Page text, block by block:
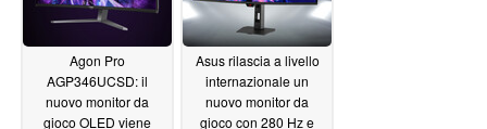
Agon Pro
AGP346UCSD: il
nuovo monitor da
gioco OLED viene
Asus rilascia a livello
internazionale un
nuovo monitor da
gioco con 280 Hz e